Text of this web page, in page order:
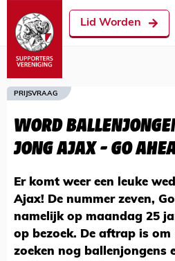
Lid Worden
PRIJSVRAAG
WORD
JONG AJAX - GO
Er komt weer een leuke
Ajax! De nummer zeven,
namelijk op maandag 25
op bezoek. De aftrap is om
zoeken nog ballenjongens